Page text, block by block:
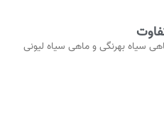
سیاه بهرنگی و ماهی‌ سیاه لیونی